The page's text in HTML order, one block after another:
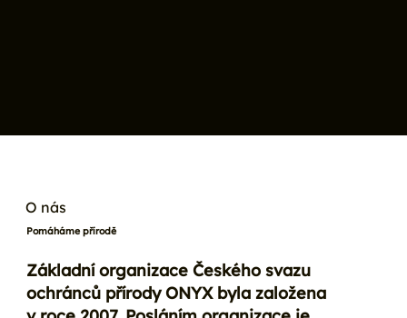
O nás
Pomáháme přírodě
Základní organizace Českého svazu
ochránců přírody ONYX byla založena